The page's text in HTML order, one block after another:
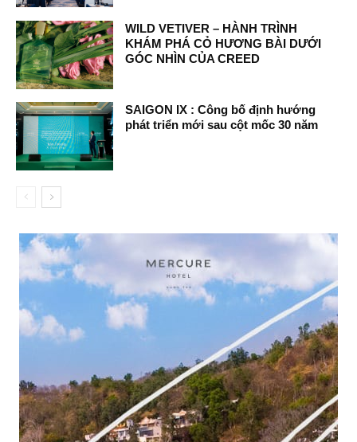
WILD VETIVER – HÀNH TRÌNH
KHÁM PHÁ CỎ HƯƠNG BÀI DƯỚI
GÓC NHÌN CỦA CREED
SAIGON IX : Công bố định hướng
phát triển mới sau cột mốc 30 năm